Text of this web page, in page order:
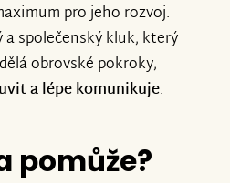
pro jeho rozvoj.
a společenský kluk, který
obrovské pokroky,
a lépe komunikuje.
pomůže?